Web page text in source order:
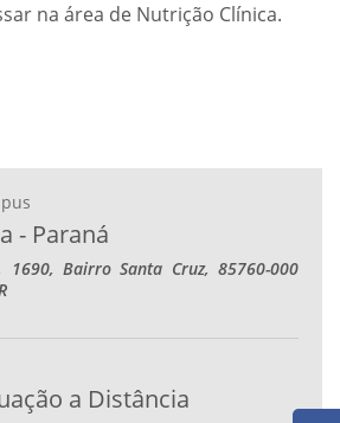
na área de Nutrição Clínica.
- Paraná
1690, Bairro Santa Cruz, 85760-000
a Distância